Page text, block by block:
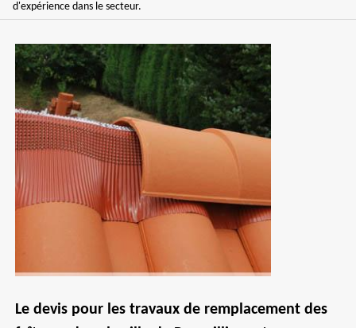
d'expérience dans le secteur.
Le devis pour les travaux de remplacement des